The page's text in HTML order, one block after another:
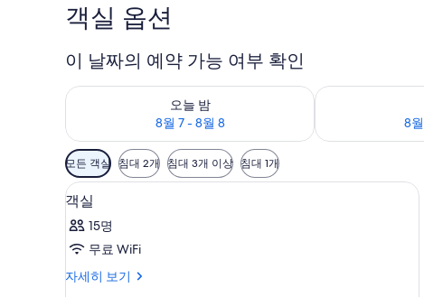
객실 옵션
이 날짜의 예약 가능 여부 확인
오늘 밤
8월 7 - 8월 8
오늘 밤 예약 가능 여부 확인, 8월 7 - 8월 8
8
내일 예약 가능
객
실
에
사
용
가
능
모든 객실 침대 2개 침대 3개 이상 침대 1개
객
실
사
모
거실 공간 | LCD TV, DVD 플레이어
5
객실
15명
무료 WiFi
자세히 보기
객